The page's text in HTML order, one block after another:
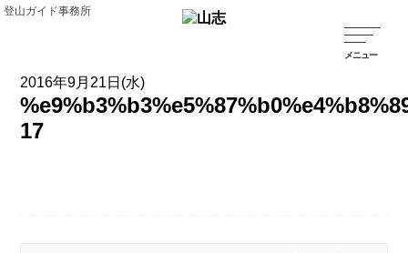
登山ガイド事務所
2016年9月21日(水)
17